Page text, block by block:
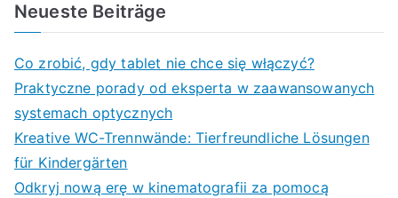
Neueste Beiträge
Co zrobić, gdy tablet nie chce się włączyć?
Praktyczne porady od eksperta w zaawansowanych
systemach optycznych
Kreative WC-Trennwände: Tierfreundliche Lösungen
für Kindergärten
Odkryj nową erę w kinematografii za pomocą